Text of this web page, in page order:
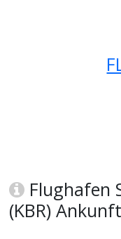
Flughafen
(KBR) Ankunft